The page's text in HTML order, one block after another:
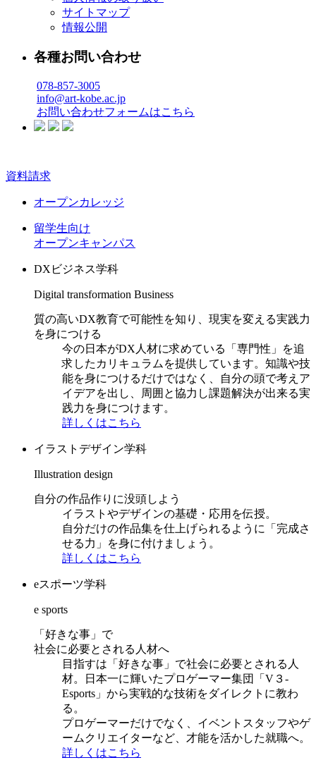
サイトマップ
情報公開
各種お問い合わせ
078-857-3005
info@art-kobe.ac.jp
お問い合わせフォームはこちら
資料請求
オープンカレッジ
留学生向け
オープンキャンパス
DXビジネス学科
Digital transformation Business
質の高いDX教育で可能性を知り、現実を変える実践力
を身につける
今の日本がDX人材に求めている「専門性」を追
求したカリキュラムを提供しています。知識や技
能を身につけるだけではなく、自分の頭で考えア
イデアを出し、周囲と協力し課題解決が出来る実
践力を身につけます。
詳しくはこちら
イラストデザイン学科
Illustration design
自分の作品作りに没頭しよう
イラストやデザインの基礎・応用を伝授。
自分だけの作品集を仕上げられるように「完成さ
せる力」を身に付けましょう。
詳しくはこちら
eスポーツ学科
e sports
「好きな事」で
社会に必要とされる人材へ
目指すは「好きな事」で社会に必要とされる人
材。日本一に輝いたプロゲーマー集団「V３-
Esports」から実戦的な技術をダイレクトに教わ
る。
プロゲーマーだけでなく、イベントスタッフやゲ
ームクリエイターなど、才能を活かした就職へ。
詳しくはこちら